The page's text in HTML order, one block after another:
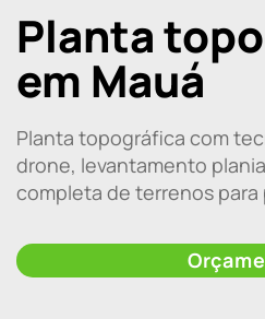
Planta
em Mauá
Planta topográfica com
drone, levantamento
completa de terrenos